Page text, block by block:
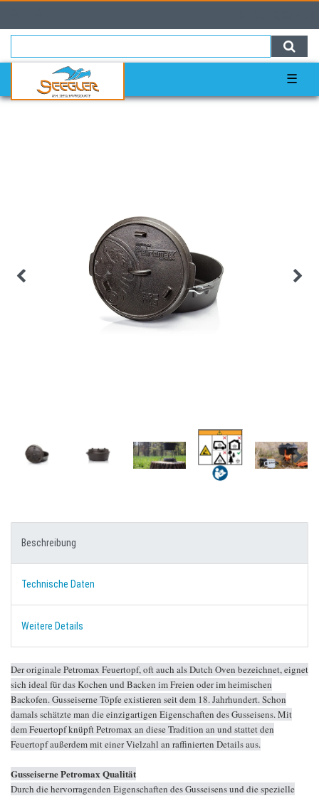
☰
Beschreibung
Technische Daten
Weitere Details
Der originale Petromax Feuertopf, oft auch als Dutch Oven bezeichnet, eignet
sich ideal für das Kochen und Backen im Freien oder im heimischen
Backofen. Gusseiserne Töpfe existieren seit dem 18. Jahrhundert. Schon
damals schätzte man die einzigartigen Eigenschaften des Gusseisens. Mit
dem Feuertopf knüpft Petromax an diese Tradition an und stattet den
Feuertopf außerdem mit einer Vielzahl an raffinierten Details aus.
Gusseiserne Petromax Qualität
Durch die hervorragenden Eigenschaften des Gusseisens und die spezielle